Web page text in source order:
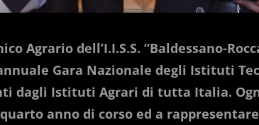
Agrario dell’I.I.S.S. “Baldessano-
Gara Nazionale degli Istituti
dagli Istituti Agrari di tutta Italia.
anno di corso ed a